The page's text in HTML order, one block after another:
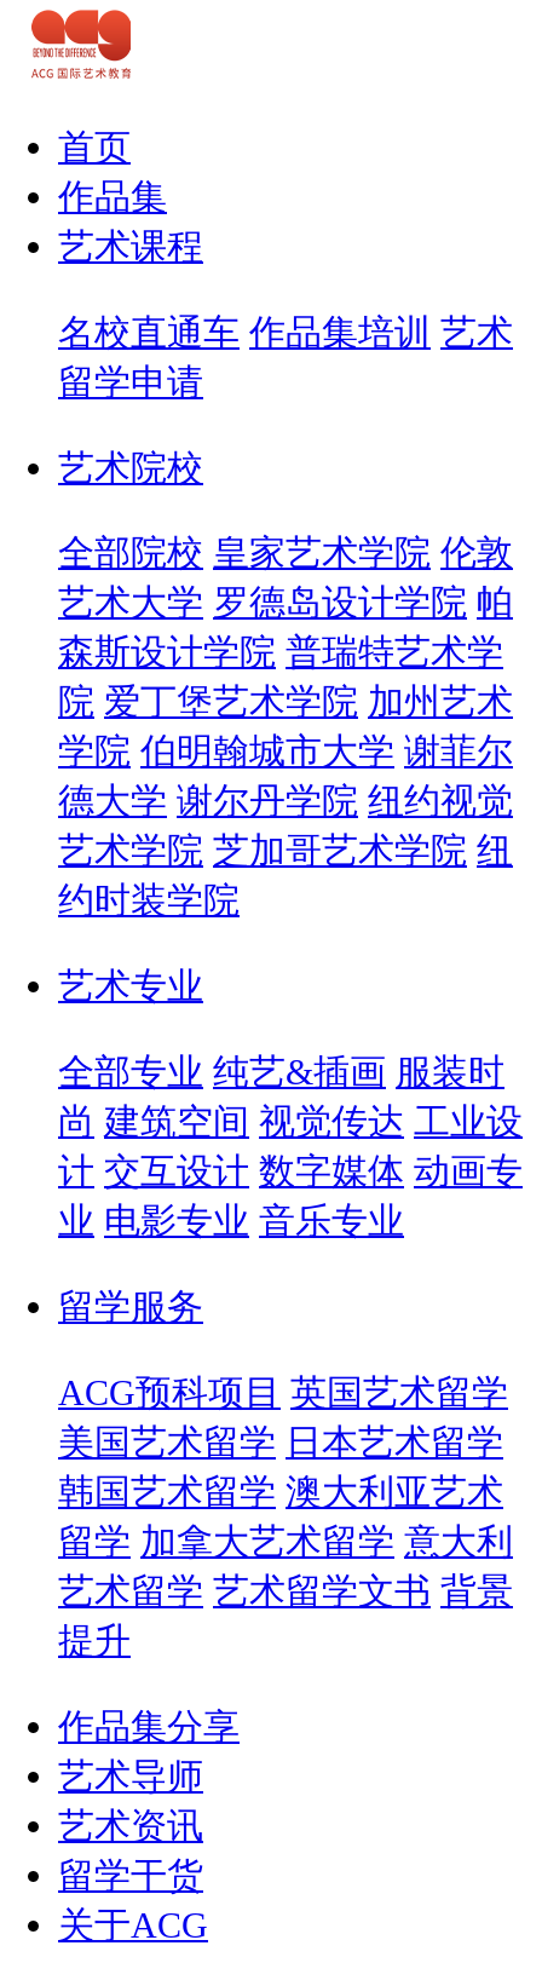
首页
作品集
艺术课程
名校直通车 作品集培训 艺术
留学申请
艺术院校
全部院校 皇家艺术学院 伦敦
艺术大学 罗德岛设计学院 帕
森斯设计学院 普瑞特艺术学
院 爱丁堡艺术学院 加州艺术
学院 伯明翰城市大学 谢菲尔
德大学 谢尔丹学院 纽约视觉
艺术学院 芝加哥艺术学院 纽
约时装学院
艺术专业
全部专业 纯艺&插画 服装时
尚 建筑空间 视觉传达 工业设
计 交互设计 数字媒体 动画专
业 电影专业 音乐专业
留学服务
ACG预科项目 英国艺术留学
美国艺术留学 日本艺术留学
韩国艺术留学 澳大利亚艺术
留学 加拿大艺术留学 意大利
艺术留学 艺术留学文书 背景
提升
作品集分享
艺术导师
艺术资讯
留学干货
关于ACG